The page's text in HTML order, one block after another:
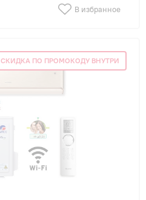
В избранное
СКИДКА ПО ПРОМОКОДУ ВНУТРИ